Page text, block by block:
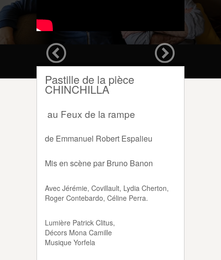
Pastille de la pièce
CHINCHILLA
au Feux de la rampe
de Emmanuel Robert Espalieu
Mis en scène par Bruno Banon
Avec Jérémie, Covillault, Lydia Cherton,
Roger Contebardo, Céline Perra.
Lumière Patrick Clitus,
Décors Mona Camille
Musique Yorfela